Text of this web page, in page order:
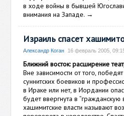
в ходе войны в бывшей
внимания на Западе. →
Израиль спасет
Александр Коган 16 февраль 2005,
Ближний восток: расширение
Вне зависимости от того,
суннитских боевиков и
в Ираке или нет, в Иордании
будет ввергнута в “гражданскую
хашимитские власти называют